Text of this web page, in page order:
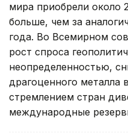
мира приобрели около
больше, чем за
года. Во Всемирном
рост спроса
неопределенностью,
драгоценного металла
стремлением стран
международные